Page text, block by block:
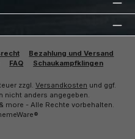
Bezahlung und Versand
FAQ Schaukampfklingen
zzgl. Versandkosten und ggf.
nicht anders angegeben.
more - Alle Rechte vorbehalten.